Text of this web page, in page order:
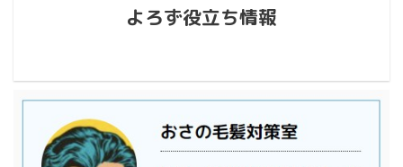
よろず役立ち情報